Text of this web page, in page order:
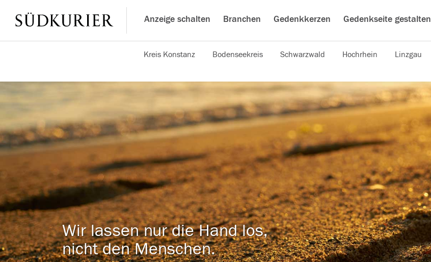
Anzeige schalten Branchen Gedenkkerzen Gedenkseite gestalten
Kreis Konstanz Bodenseekreis Schwarzwald Hochrhein Linzgau
Wir lassen nur die Hand los,
nicht den Menschen.